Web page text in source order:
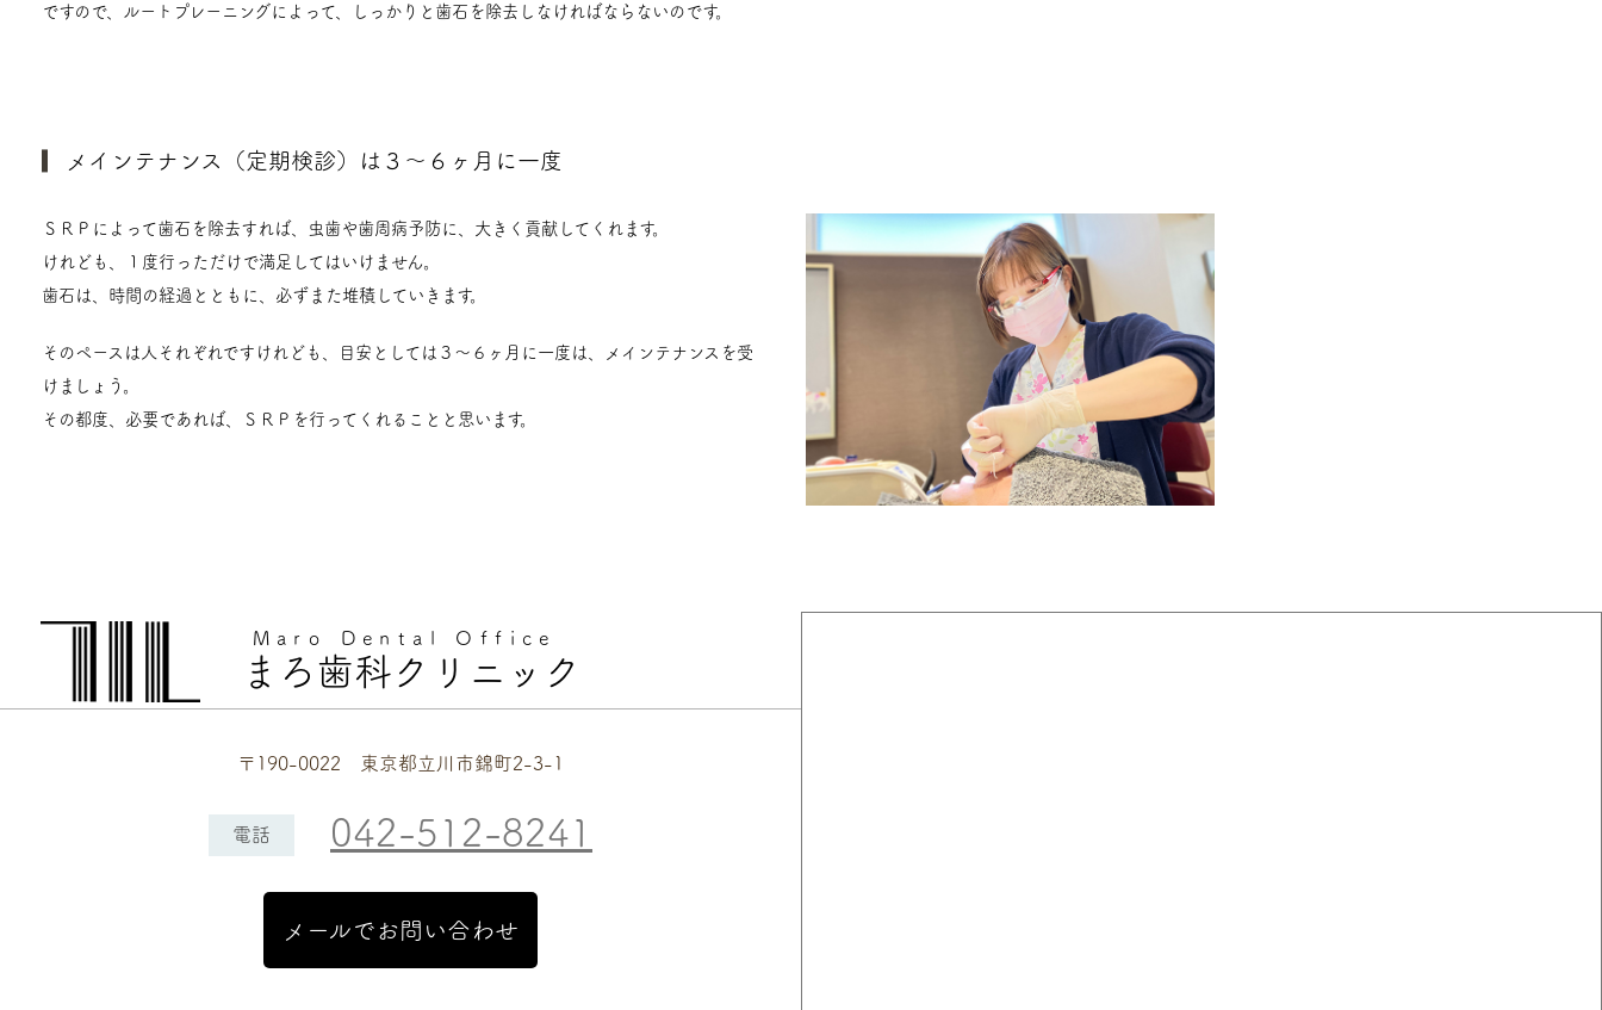
ですので、ルートプレーニングによって、しっかりと歯石を除去しなければならないのです。
メインテナンス（定期検診）は３～６ヶ月に一度
ＳＲＰによって歯石を除去すれば、虫歯や歯周病予防に、大きく貢献してくれます。
けれども、１度行っただけで満足してはいけません。
歯石は、時間の経過とともに、必ずまた堆積していきます。
そのペースは人それぞれですけれども、目安としては３～６ヶ月に一度は、メインテナンスを受
けましょう。
その都度、必要であれば、ＳＲＰを行ってくれることと思います。
Maro Dental Office
まろ歯科クリニック
〒190-0022 東京都立川市錦町2-3-1
電話 042-512-8241
メールでお問い合わせ